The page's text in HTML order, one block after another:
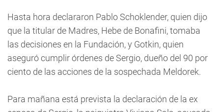
Hasta hora declararon Pablo Schoklender, quien dijo
que la titular de Madres, Hebe de Bonafini, tomaba
las decisiones en la Fundación, y Gotkin, quien
aseguró cumplir órdenes de Sergio, dueño del 90 por
ciento de las acciones de la sospechada Meldorek.
Para mañana está prevista la declaración de la ex